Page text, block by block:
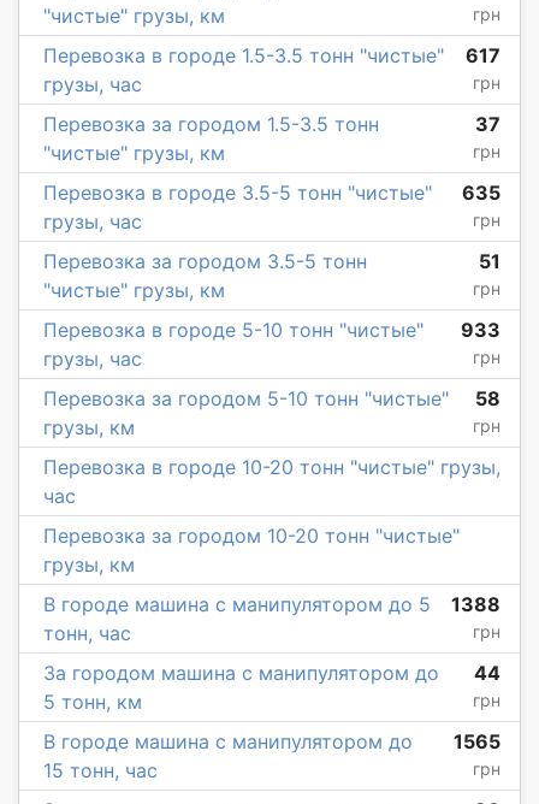
"чистые" грузы, км
грн
Перевозка в городе 1.5-3.5 тонн "чистые"
грузы, час
617
грн
Перевозка за городом 1.5-3.5 тонн
"чистые" грузы, км
37
грн
Перевозка в городе 3.5-5 тонн "чистые"
грузы, час
635
грн
Перевозка за городом 3.5-5 тонн
"чистые" грузы, км
51
грн
Перевозка в городе 5-10 тонн "чистые"
грузы, час
933
грн
Перевозка за городом 5-10 тонн "чистые"
грузы, км
58
грн
Перевозка в городе 10-20 тонн "чистые" грузы,
час
Перевозка за городом 10-20 тонн "чистые"
грузы, км
В городе машина с манипулятором до 5
тонн, час
1388
грн
За городом машина с манипулятором до
5 тонн, км
44
грн
В городе машина с манипулятором до
15 тонн, час
1565
грн